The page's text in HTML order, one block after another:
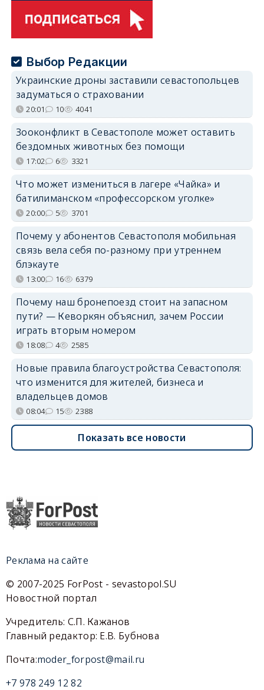
Выбор Редакции
Украинские дроны заставили севастопольцев
задуматься о страховании
20:01 10 4041
Зооконфликт в Севастополе может оставить
бездомных животных без помощи
17:02 6 3321
Что может измениться в лагере «Чайка» и
батилиманском «профессорском уголке»
20:00 5 3701
Почему у абонентов Севастополя мобильная
связь вела себя по-разному при утреннем
блэкауте
13:00 16 6379
Почему наш бронепоезд стоит на запасном
пути? — Кеворкян объяснил, зачем России
играть вторым номером
18:08 4 2585
Новые правила благоустройства Севастополя:
что изменится для жителей, бизнеса и
владельцев домов
08:04 15 2388
Показать все новости
Реклама на сайте
© 2007-2025 ForPost - sevastopol.SU
Новостной портал
Учредитель: С.П. Кажанов
Главный редактор: Е.В. Бубнова
Почта:moder_forpost@mail.ru
+7 978 249 12 82